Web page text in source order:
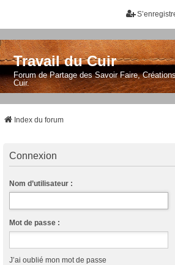
Travail du Cuir
Forum de Partage des Savoir Faire,
Cuir.
Index du forum
Connexion
Nom d’utilisateur :
Mot de passe :
J’ai oublié mon mot de passe